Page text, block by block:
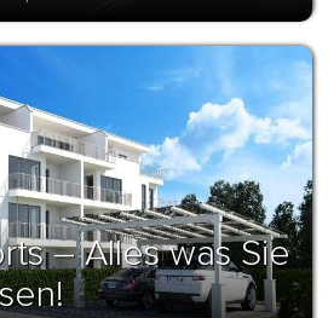
– Alles was Sie